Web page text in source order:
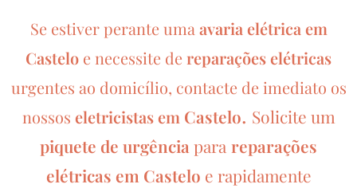
Se estiver perante uma avaria elétrica em
Castelo e necessite de reparações elétricas
urgentes ao domicílio, contacte de imediato os
nossos eletricistas em Castelo. Solicite um
piquete de urgência para reparações
elétricas em Castelo e rapidamente